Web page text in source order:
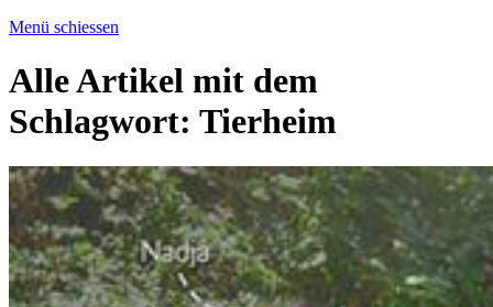
Menü schiessen
Alle Artikel mit dem
Schlagwort: Tierheim